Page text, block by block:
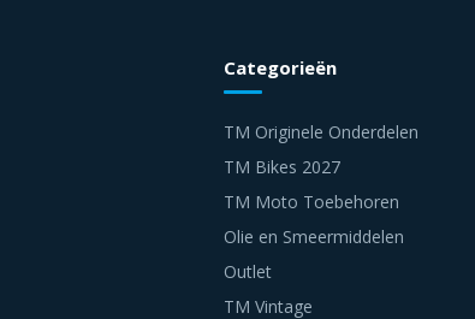
Categorieën
TM Originele Onderdelen
TM Bikes 2027
TM Moto Toebehoren
Olie en Smeermiddelen
Outlet
TM Vintage